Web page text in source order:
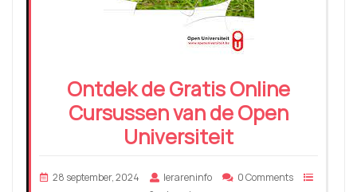
Ontdek de Gratis Online
Cursussen van de Open
Universiteit
28 september, 2024 lerareninfo
0 Comments